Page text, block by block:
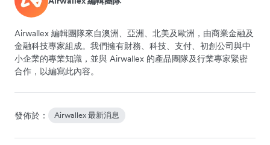
Airwallex 編輯團隊來自澳洲、亞洲、北美及歐洲，由商業金融及
金融科技專家組成。我們擁有財務、科技、支付、初創公司與中
小企業的專業知識，並與 Airwallex 的產品團隊及行業專家緊密
合作，以編寫此內容。
發佈於： Airwallex 最新消息